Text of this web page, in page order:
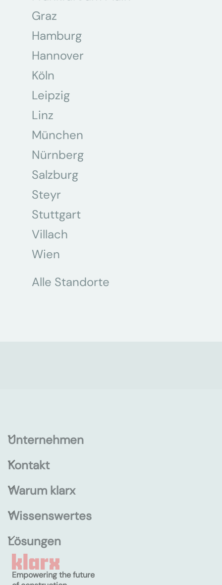
Graz
Hamburg
Hannover
Köln
Leipzig
Linz
München
Nürnberg
Salzburg
Steyr
Stuttgart
Villach
Wien
Alle Standorte
Unternehmen
Kontakt
Warum klarx
Wissenswertes
Lösungen
Empowering the future